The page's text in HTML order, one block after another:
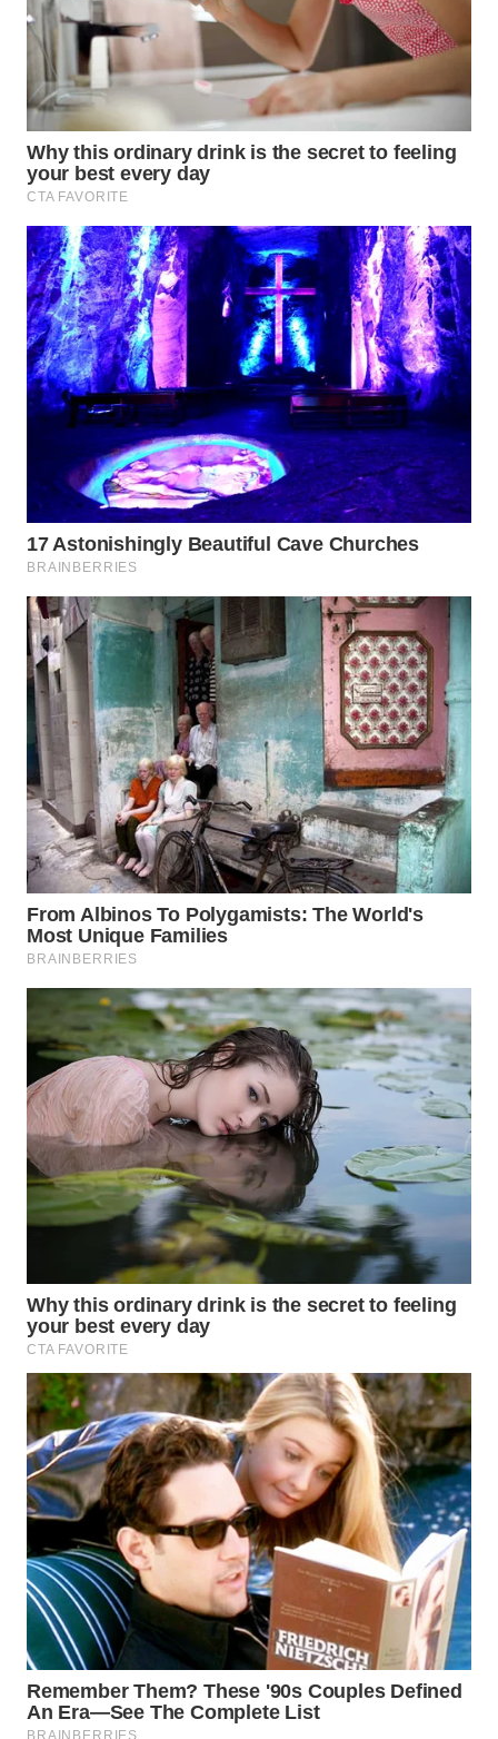
TANJUNG
LESUNG
WN
KARO
WN
SIMALUNGUN
WN
LABUHANBATU
WN
TAPANULI
WN DELI
SERDANG
TEBING
TINGGI
WN
PAKPAK
WN
KARAWANG
WN
BEKASI
WN
BOGOR
WN
DEPOK
WN
TAPANULI
UTARA
WN
SAMOSIR
WN
PADANG
LAWAS
WN
SUMEDANG
WN
CIANJUR
WN
KEPULAUAN
SERIBU
WN
TANGERANG